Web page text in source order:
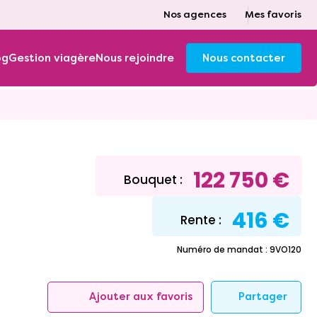
Nos agences Mes favoris
Gestion viagèreNous rejoindre Nous contacter
Bouquet : 122 750 €
Rente : 416 €
Numéro de mandat : 9VO120
Ajouter aux favoris Partager